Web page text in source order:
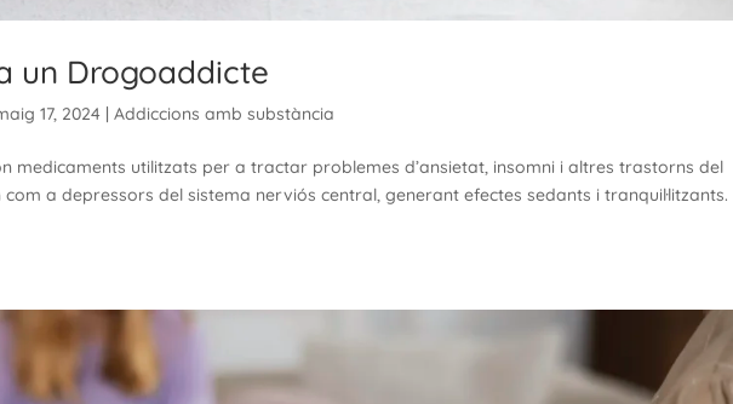
un Drogoaddicte
17, 2024 |Addiccions amb substància
medicaments utilitzats per a tractar problemes d’ansietat, insomni i altres trastorns del
a depressors del sistema nerviós central, generant efectes sedants i tranquil·litzants.